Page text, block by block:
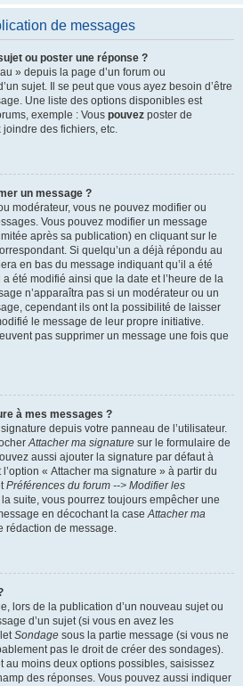
de messages
ou poster une réponse ?
» depuis la page d’un forum ou
sujet. Il se peut que vous ayez besoin d’être
Une liste des options disponibles est
exemple : Vous pouvez poster de
joindre des fichiers, etc.
un message ?
modérateur, vous ne pouvez modifier ou
Vous pouvez modifier un message
après sa publication) en cliquant sur le
Si quelqu’un a déjà répondu au
en bas du message indiquant qu’il a été
été modifié ainsi que la date et l’heure de la
n’apparaîtra pas si un modérateur ou un
cependant ils ont la possibilité de laisser
le message de leur propre initiative.
pas supprimer un message une fois que
à mes messages ?
depuis votre panneau de l’utilisateur.
Attacher ma signature sur le formulaire de
aussi ajouter la signature par défaut à
« Attacher ma signature » à partir du
Préférences du forum --> Modifier les
la suite, vous pourrez toujours empêcher une
en décochant la caseAttacher ma
rédaction de message.
lors de la publication d’un nouveau sujet ou
d’un sujet (si vous en avez les
Sondage sous la partie message (si vous ne
pas le droit de créer des sondages).
au moins deux options possibles, saisissez
des réponses. Vous pouvez aussi indiquer